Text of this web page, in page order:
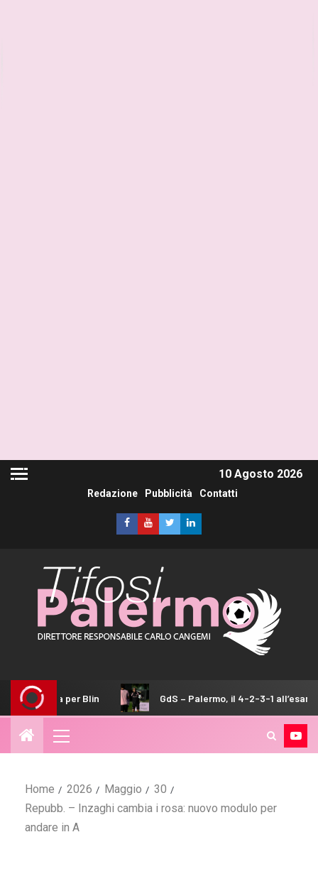
10 Agosto 2026
Redazione Pubblicità Contatti
GdS – Palermo, il 4-2-3-1 all’esame della Juventus
Home 2026 Maggio
30
Repubb. – Inzaghi cambia i rosa: nuovo modulo per
andare in A